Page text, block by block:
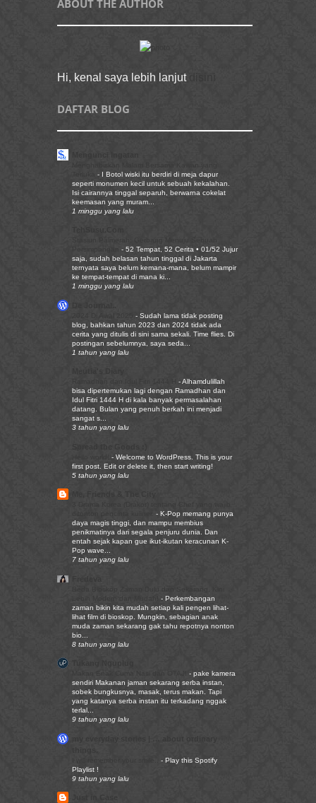
ABOUT THE AUTHOR
Hi, kenal saya lebih lanjut
DAFTAR BLOG
- I Botol wiski itu berdiri di meja dapur
seperti monumen kecil untuk sebuah kekalahan.
Isi cairannya tinggal separuh, berwarna cokelat
keemasan yang muram...
1 minggu yang lalu
- 52 Tempat, 52 Cerita • 01/52 Jujur
saja, sudah belasan tahun tinggal di Jakarta
ternyata saya belum kemana-mana, belum mampir
ke tempat-tempat di mana ki...
1 minggu yang lalu
- Sudah lama tidak posting
blog, bahkan tahun 2023 dan 2024 tidak ada
cerita yang ditulis di sini sama sekali. Time flies. Di
postingan sebelumnya, saya seda...
1 tahun yang lalu
-Alhamdulillah
bisa dipertemukan lagi dengan Ramadhan dan
Idul Fitri 1444 H di kala banyak permasalahan
datang. Bulan yang penuh berkah ini menjadi
sangat s...
3 tahun yang lalu
- Welcome to WordPress. This is your
first post. Edit or delete it, then start writing!
5 tahun yang lalu
- K-Pop memang punya
daya magis tinggi, dan mampu membius
penikmatinya dari segala penjuru dunia. Dan
entah sejak kapan gue ikut-ikutan keracunan K-
Pop wave...
7 tahun yang lalu
- Perkembangan
zaman bikin kita mudah setiap kali pengen lihat-
lihat film di bioskop. Mungkin, sebagian anak
muda zaman sekarang gak tahu repotnya nonton
bio...
8 tahun yang lalu
- pake kamera
sendiri Makanan jaman sekarang serba instan,
sobek bungkusnya, masak, terus makan. Tapi
yang katanya serba instan itu terkadang nggak
terlal...
9 tahun yang lalu
- Play this Spotify
Playlist !
9 tahun yang lalu